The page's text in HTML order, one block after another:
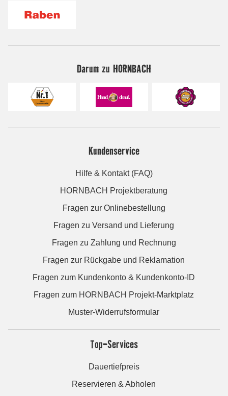
Darum zu HORNBACH
Kundenservice
Hilfe & Kontakt (FAQ)
HORNBACH Projektberatung
Fragen zur Onlinebestellung
Fragen zu Versand und Lieferung
Fragen zu Zahlung und Rechnung
Fragen zur Rückgabe und Reklamation
Fragen zum Kundenkonto & Kundenkonto-ID
Fragen zum HORNBACH Projekt-Marktplatz
Muster-Widerrufsformular
Top-Services
Dauertiefpreis
Reservieren & Abholen